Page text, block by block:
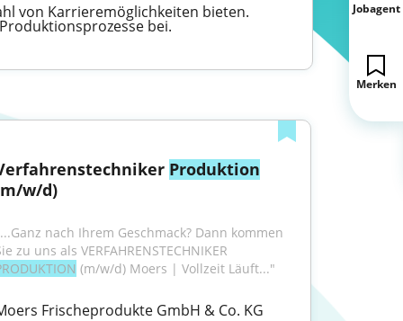
von Karrieremöglichkeiten bieten.
bei.
Produktion
w/d)
nach Ihrem Geschmack? Dann kommen
(m/w/d) Moers | Vollzeit Läuft..."
Frischeprodukte GmbH & Co. KG
Jobagent
Merken